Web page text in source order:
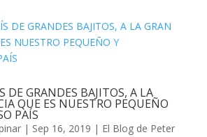
DE GRANDES BAJITOS, A LA
QUE ES NUESTRO PEQUEÑO
PAÍS
| Sep 16, 2019 | El Blog de Peter